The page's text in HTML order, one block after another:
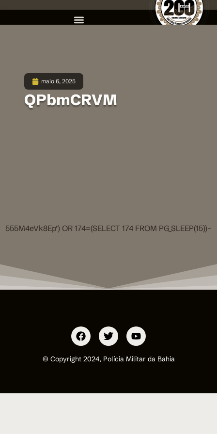
maio 6, 2025
QPbmCRVM
555M4eVk8Ep’) OR 174=(SELECT 174 FROM PG_SLEEP(15))–
© Copyright 2024, Polícia Militar da Bahia